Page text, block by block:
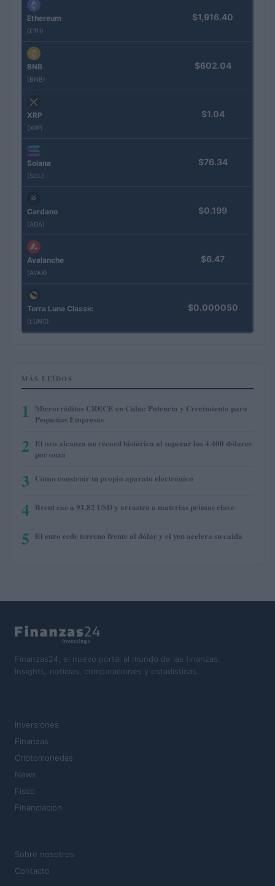
Ethereum
(ETH)
$1,916.40
BNB
(BNB)
$602.04
XRP
(XRP)
$1.04
Solana
(SOL)
$76.34
Cardano
(ADA)
$0.199
Avalanche
(AVAX)
$6.47
Terra Luna Classic
(LUNC)
$0.000050
MÁS LEÍDOS
1
Microcréditos CRECE en Cuba: Potencia y Crecimiento para
Pequeñas Empresas
2 El oro alcanza un récord histórico al superar los 4.400 dólares
por onza
3 Cómo construir tu propio aparato electrónico
4 Brent cae a 91.82 USD y arrastra a materias primas clave
5 El euro cede terreno frente al dólar y el yen acelera su caída
Finanzas24, el nuevo portal al mundo de las finanzas.
Insights, noticias, comparaciones y estadísticas.
Inversiones
Finanzas
Criptomonedas
News
Fisco
Financiación
Sobre nosotros
Contacto